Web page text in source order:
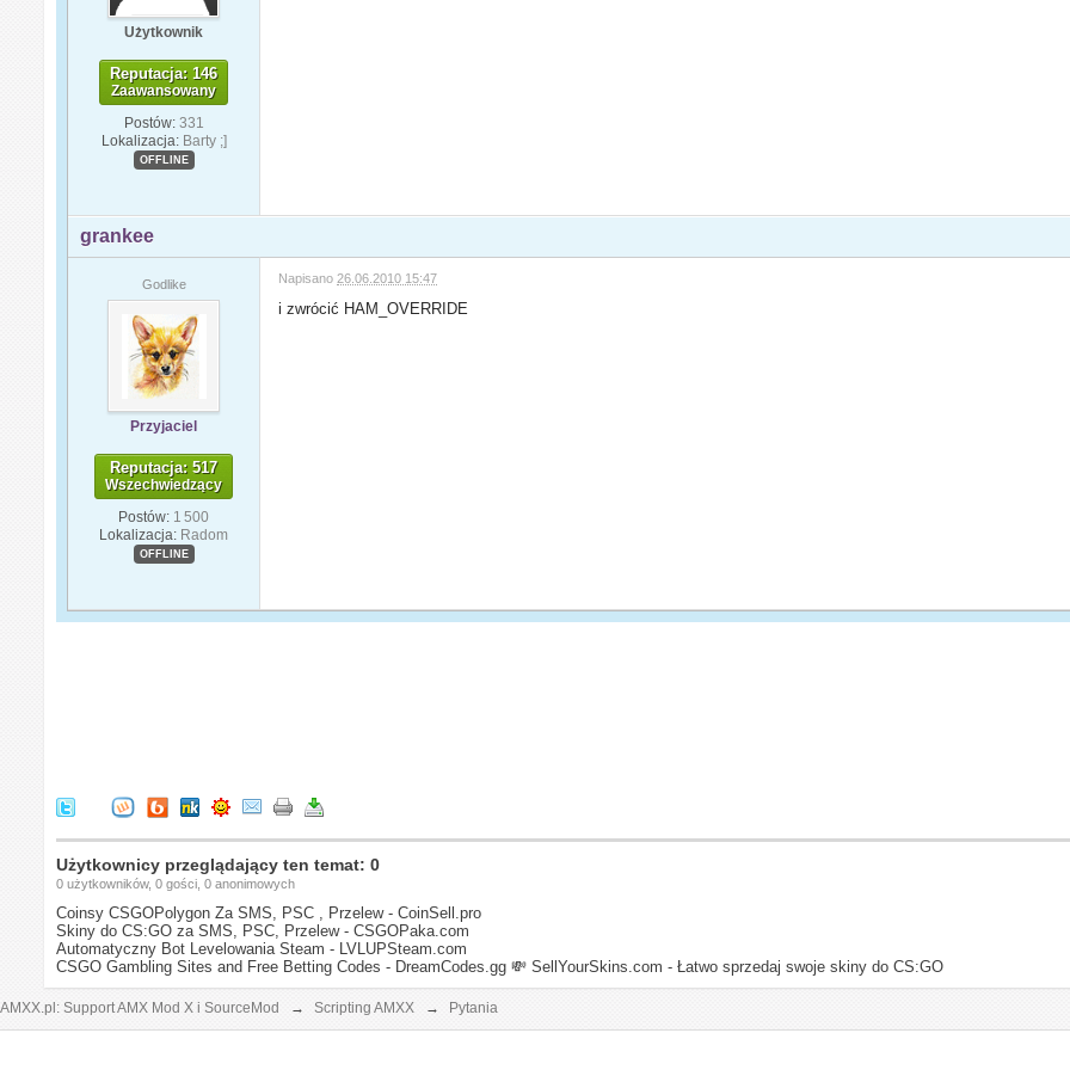
Użytkownik
Reputacja: 146
Zaawansowany
Postów: 331
Lokalizacja: Barty ;]
OFFLINE
grankee
Godlike
Przyjaciel
Reputacja: 517
Wszechwiedzący
Postów: 1 500
Lokalizacja: Radom
OFFLINE
Napisano 26.06.2010 15:47
i zwrócić HAM_OVERRIDE
Użytkownicy przeglądający ten temat: 0
0 użytkowników, 0 gości, 0 anonimowych
Coinsy CSGOPolygon Za SMS, PSC , Przelew - CoinSell.pro
Skiny do CS:GO za SMS, PSC, Przelew - CSGOPaka.com
Automatyczny Bot Levelowania Steam - LVLUPSteam.com
CSGO Gambling Sites and Free Betting Codes - DreamCodes.gg 💸 SellYourSkins.com - Łatwo sprzedaj swoje skiny do CS:GO
AMXX.pl: Support AMX Mod X i SourceMod → Scripting AMXX → Pytania